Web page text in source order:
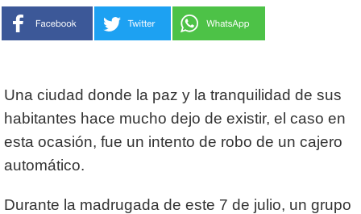
Una ciudad donde la paz y la tranquilidad de sus
habitantes hace mucho dejo de existir, el caso en
esta ocasión, fue un intento de robo de un cajero
automático.
Durante la madrugada de este 7 de julio, un grupo